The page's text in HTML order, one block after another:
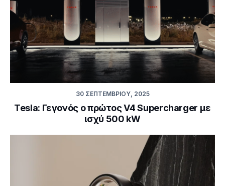
30 ΣΕΠΤΕΜΒΡΊΟΥ, 2025
Tesla: Γεγονός ο πρώτος V4 Supercharger με
ισχύ 500 kW